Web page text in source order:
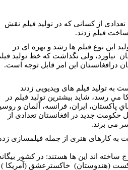
تعدادی از کسانی که در توليد فيلم نقش
فیلم زدند.
اين نوع فیلم ها رشد و بهره ای در
نياورد، ولی نگذاشت که خط توليد
درافغانستان اين امر قابل توجه است.
به توليد فيلم هاى ويديويى زدند
مي رسد، شايد بيشترين توليد فيلم در
پاكستان، ايران، فرانسه، آلمان و
حكومت جديد در افغانستان تعدادى از
مى برند.
به كارهاى هنرى از جمله فيلمسازى
ساخته اند اين ها هستند: در کشور
(هندوستان) خاکسترعشق (آمريکا )